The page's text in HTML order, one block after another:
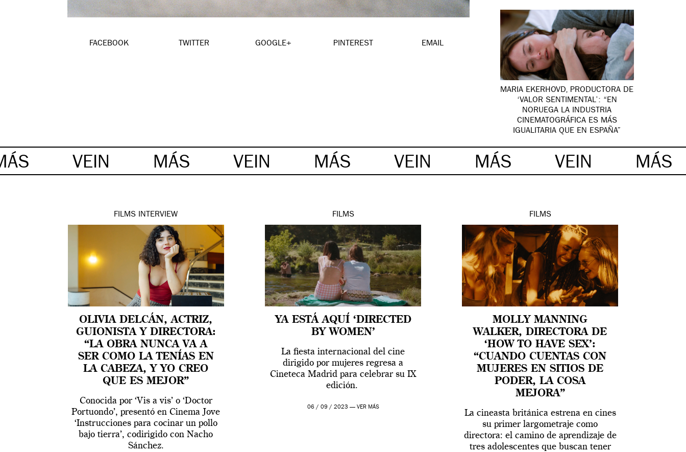
FACEBOOK TWITTER GOOGLE+ PINTEREST EMAIL
MARIA EKERHOVD, PRODUCTORA DE
‘VALOR SENTIMENTAL’: “EN
NORUEGA LA INDUSTRIA
CINEMATOGRÁFICA ES MÁS
IGUALITARIA QUE EN ESPAÑA”
VEIN MÁS VEIN MÁS VEIN MÁS VEIN MÁS
FILMS INTERVIEW
OLIVIA DELCÁN, ACTRIZ,
GUIONISTA Y DIRECTORA:
“LA OBRA NUNCA VA A
SER COMO LA TENÍAS EN
LA CABEZA, Y YO CREO
QUE ES MEJOR”
Conocida por ‘Vis a vis’ o ‘Doctor
Portuondo’, presentó en Cinema Jove
‘Instrucciones para cocinar un pollo
bajo tierra’, codirigido con Nacho
Sánchez.
FILMS
YA ESTÁ AQUÍ ‘DIRECTED
BY WOMEN’
La fiesta internacional del cine
dirigido por mujeres regresa a
Cineteca Madrid para celebrar su IX
edición.
06 / 09 / 2023 — VER MÁS
FILMS
MOLLY MANNING
WALKER, DIRECTORA DE
‘HOW TO HAVE SEX’:
“CUANDO CUENTAS CON
MUJERES EN SITIOS DE
PODER, LA COSA
MEJORA”
La cineasta británica estrena en cines
su primer largometraje como
directora: el camino de aprendizaje de
tres adolescentes que buscan tener